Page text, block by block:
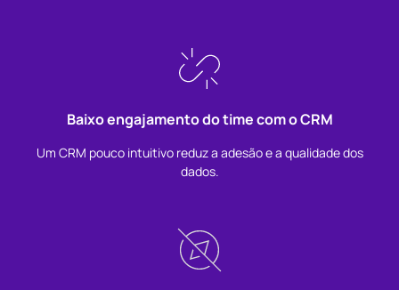
Baixo engajamento do time com o CRM
Um CRM pouco intuitivo reduz a adesão e a qualidade dos
dados.